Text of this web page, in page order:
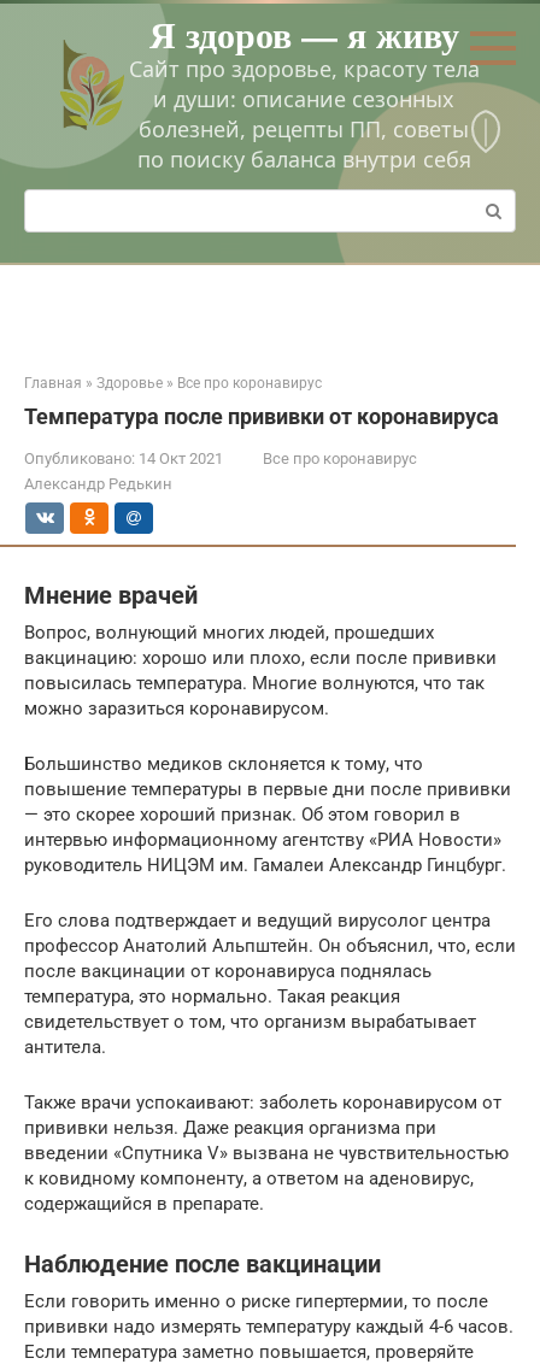
Перейти
контенту
Я здоров — я живу
Сайт про здоровье, красоту тела
и души: описание сезонных
болезней, рецепты ПП, советы
по поиску баланса внутри себя
Поиск:
Главная » Здоровье » Все про коронавирус
Температура после прививки от коронавируса
Опубликовано: 14 Окт 2021
Все про коронавирус
Александр Редькин
Мнение врачей
Вопрос, волнующий многих людей, прошедших
вакцинацию: хорошо или плохо, если после прививки
повысилась температура. Многие волнуются, что так
можно заразиться коронавирусом.
Большинство медиков склоняется к тому, что
повышение температуры в первые дни после прививки
— это скорее хороший признак. Об этом говорил в
интервью информационному агентству «РИА Новости»
руководитель НИЦЭМ им. Гамалеи Александр Гинцбург.
Его слова подтверждает и ведущий вирусолог центра
профессор Анатолий Альпштейн. Он объяснил, что, если
после вакцинации от коронавируса поднялась
температура, это нормально. Такая реакция
свидетельствует о том, что организм вырабатывает
антитела.
Также врачи успокаивают: заболеть коронавирусом от
прививки нельзя. Даже реакция организма при
введении «Спутника V» вызвана не чувствительностью
к ковидному компоненту, а ответом на аденовирус,
содержащийся в препарате.
Наблюдение после вакцинации
Если говорить именно о риске гипертермии, то после
прививки надо измерять температуру каждый 4-6 часов.
Если температура заметно повышается, проверяйте